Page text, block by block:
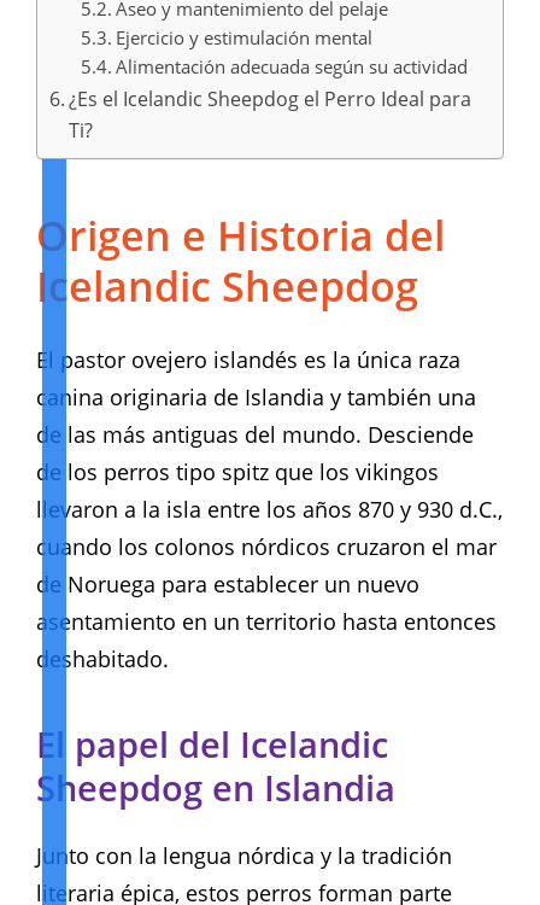
Aseo y mantenimiento del pelaje
Ejercicio y estimulación mental
Alimentación adecuada según su actividad
¿Es el Icelandic Sheepdog el Perro Ideal para
Ti?
Origen e Historia del
Icelandic Sheepdog
El pastor ovejero islandés es la única raza
canina originaria de Islandia y también una
de las más antiguas del mundo. Desciende
de los perros tipo spitz que los vikingos
llevaron a la isla entre los años 870 y 930 d.C.,
cuando los colonos nórdicos cruzaron el mar
de Noruega para establecer un nuevo
asentamiento en un territorio hasta entonces
deshabitado.
El papel del Icelandic
Sheepdog en Islandia
Junto con la lengua nórdica y la tradición
literaria épica, estos perros forman parte